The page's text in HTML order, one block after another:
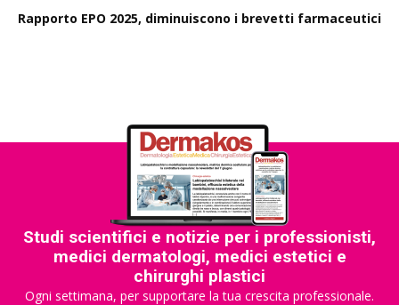
Rapporto EPO 2025, diminuiscono i brevetti farmaceutici
Studi scientifici e notizie per i professionisti,
medici dermatologi, medici estetici e
chirurghi plastici
Ogni settimana, per supportare la tua crescita professionale.